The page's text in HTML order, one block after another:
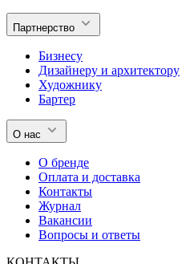
Партнерство
Бизнесу
Дизайнеру и архитектору
Художнику
Бартер
О нас
О бренде
Оплата и доставка
Контакты
Журнал
Вакансии
Вопросы и ответы